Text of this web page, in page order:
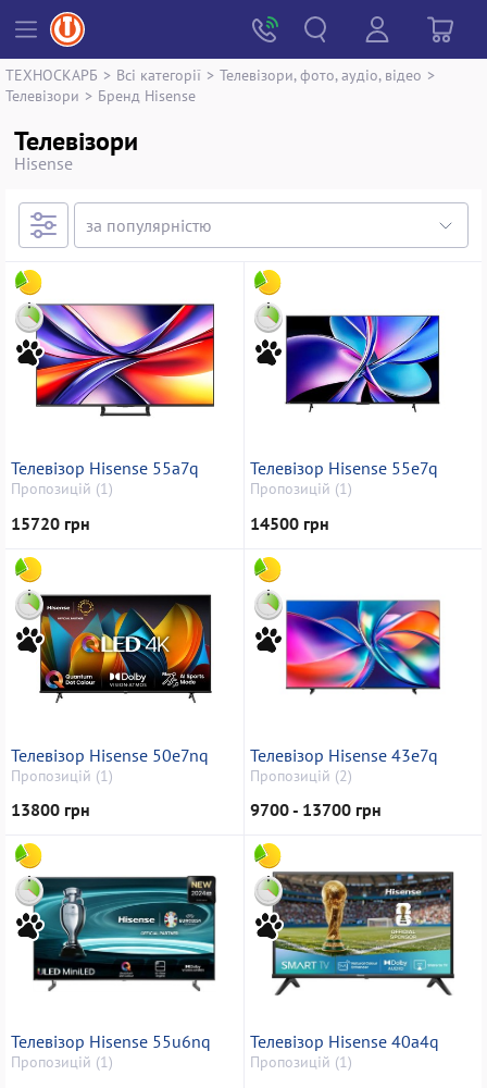
ТЕХНОСКАРБ > Всі категорії > Телевізори, фото, аудіо, відео >
Телевізори > Бренд Hisense
Телевізори
Hisense
Телевізор Hisense 55a7q
Пропозицій (1)
15720 грн
Телевізор Hisense 55e7q
Пропозицій (1)
14500 грн
Телевізор Hisense 50e7nq
Пропозицій (1)
13800 грн
Телевізор Hisense 43e7q
Пропозицій (2)
9700 - 13700 грн
Телевізор Hisense 55u6nq
Пропозицій (1)
Телевізор Hisense 40a4q
Пропозицій (1)